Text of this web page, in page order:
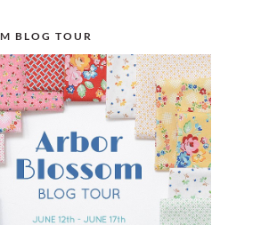
BLOG TOUR